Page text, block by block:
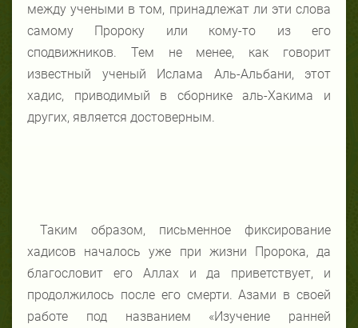
между учеными в том, принадлежат ли эти слова
самому Пророку или кому-то из его
сподвижников. Тем не менее, как говорит
известный ученый Ислама Аль-Альбани, этот
хадис, приводимый в сборнике аль-Хакима и
других, является достоверным.
Таким образом, письменное фиксирование
хадисов началось уже при жизни Пророка, да
благословит его Аллах и да приветствует, и
продолжилось после его смерти. Азами в своей
работе под названием «Изучение ранней